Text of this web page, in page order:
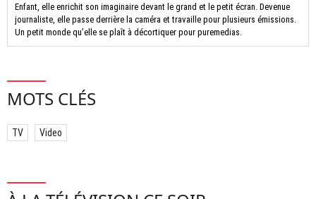
Enfant, elle enrichit son imaginaire devant le grand et le petit écran. Devenue
journaliste, elle passe derrière la caméra et travaille pour plusieurs émissions.
Un petit monde qu’elle se plaît à décortiquer pour puremedias.
MOTS CLÉS
TV Video